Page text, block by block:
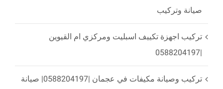
صيانة وتركيب
تركيب اجهزة تكييف اسبليت ومركزي ام القيوين
|0588204197
تركيب وصيانة مكيفات في عجمان |0588204197| صيانة